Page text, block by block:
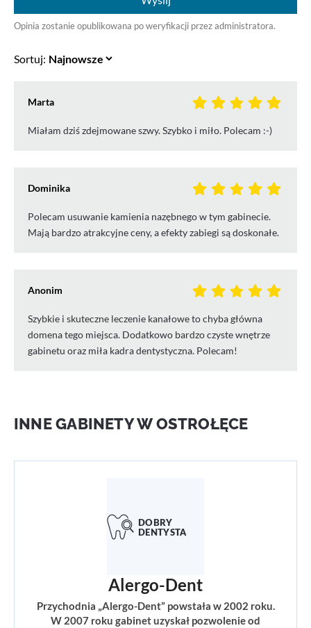
Opinia zostanie opublikowana po weryfikacji przez administratora.
Sortuj:
Marta
Miałam dziś zdejmowane szwy. Szybko i miło. Polecam :-)
Dominika
Polecam usuwanie kamienia nazębnego w tym gabinecie.
Mają bardzo atrakcyjne ceny, a efekty zabiegi są doskonałe.
Anonim
Szybkie i skuteczne leczenie kanałowe to chyba główna
domena tego miejsca. Dodatkowo bardzo czyste wnętrze
gabinetu oraz miła kadra dentystyczna. Polecam!
INNE GABINETY W OSTROŁĘCE
Alergo-Dent
Przychodnia „Alergo-Dent” powstała w 2002 roku.
W 2007 roku gabinet uzyskał pozwolenie od